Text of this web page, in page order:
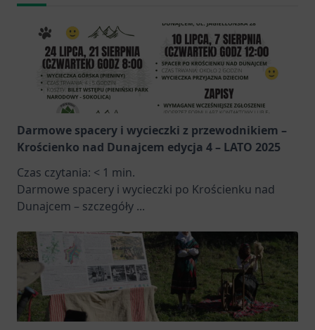
Darmowe spacery i wycieczki z przewodnikiem –
Krościenko nad Dunajcem edycja 4 – LATO 2025
Czas czytania: < 1 min.
Darmowe spacery i wycieczki po Krościenku nad
Dunajcem – szczegóły ...